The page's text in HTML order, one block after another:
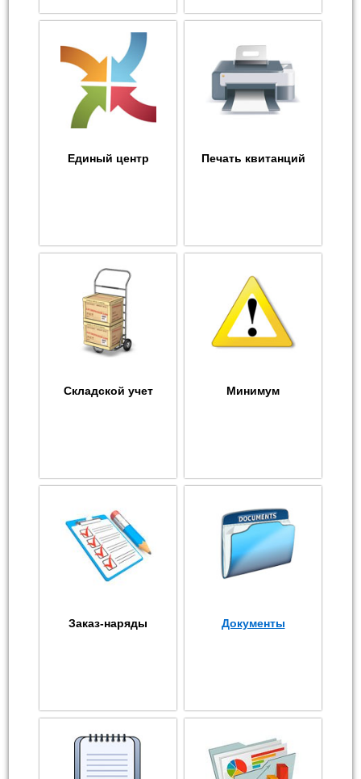
Единый центр Печать квитанций
Складской учет Минимум
Заказ-наряды Документы